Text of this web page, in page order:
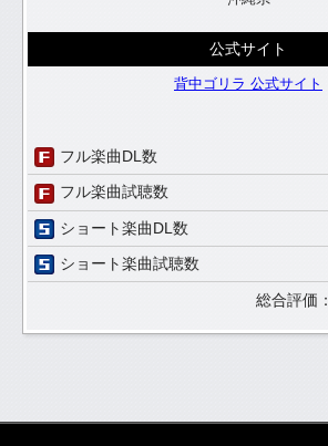
公式サイト
背中ゴリラ 公式サイト
フル楽曲DL数
フル楽曲試聴数
ショート楽曲DL数
ショート楽曲試聴数
総合評価：